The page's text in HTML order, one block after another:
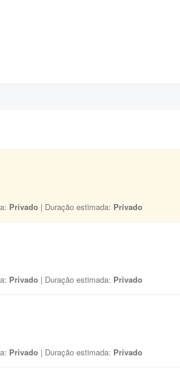
Privado | Duração estimada: Privado
Privado | Duração estimada: Privado
Privado | Duração estimada: Privado